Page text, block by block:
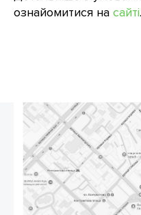
ознайомитися на сайті.